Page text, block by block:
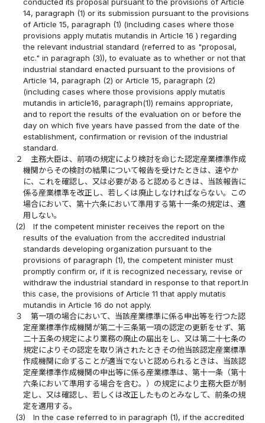
conducted its proposal pursuant to the provisions of Article
14, paragraph (1) or its submission pursuant to the provisions
of Article 15, paragraph (1) (including cases where those
provisions apply mutatis mutandis in Article 16 ) regarding
the relevant industrial standard (referred to as "proposal,
etc." in paragraph (3)), to evaluate as to whether or not that
industrial standard enacted pursuant to the provisions of
Article 14, paragraph (2) or Article 15, paragraph (2)
(including cases where those provisions apply mutatis
mutandis in article16, paragraph(1)) remains appropriate,
and to report the results of the evaluation on or before the
day on which five years have passed from the date of the
establishment, confirmation or revision of the industrial
standard.
２
主務大臣は、前項の規定により検討を命じた認定産業標準作成
機関からその検討の結果について報告を受けたときは、速やか
に、これを確認し、又は必要があると認めるときは、当該報告に
係る産業標準を改正し、若しくは廃止しなければならない。この
場合において、第十六条において準用する第十一条の規定は、適
用しない。
(2)
If the competent minister receives the report on the
results of the evaluation from the accredited industrial
standards developing organization pursuant to the
provisions of paragraph (1), the competent minister must
promptly confirm or, if it is recognized necessary, revise or
withdraw the industrial standard in response to that report.In
this case, the provisions of Article 11 that apply mutatis
mutandis in Article 16 do not apply.
３
第一項の場合において、当該産業標準に係る申出等を行つた認
定産業標準作成機関が第二十三条第一項の認定の更新をせず、第
二十五条の規定により業務の廃止の届出をし、又は第二十七条の
規定によりその認定を取り消されたときその他当該認定産業標準
作成機関に命ずることが適当でないと認められるときは、当該認
定産業標準作成機関の申出等に係る産業標準は、第十一条（第十
六条において準用する場合を含む。）の規定により主務大臣が制
定し、又は確認し、若しくは改正したものとみなして、前条の規
定を適用する。
(3)
In the case referred to in paragraph (1), if the accredited